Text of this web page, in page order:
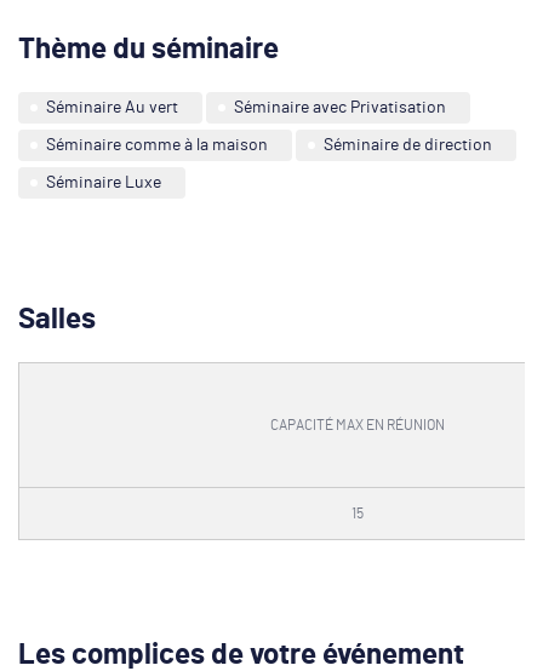
Thème du séminaire
Séminaire Au vert Séminaire avec Privatisation
Séminaire comme à la maison Séminaire de direction
Séminaire Luxe
Salles
CAPACITÉ MAX EN RÉUNION
15
Les complices de votre événement